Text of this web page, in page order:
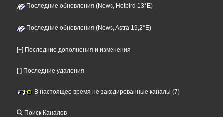
Последние обновления (News, Hotbird 13°E)
Последние обновления (News, Astra 19,2°E)
[+] Последние дополнения и изменения
[-] Последние удаления
В настоящее время не закодированные каналы (7)
Поиск Каналов